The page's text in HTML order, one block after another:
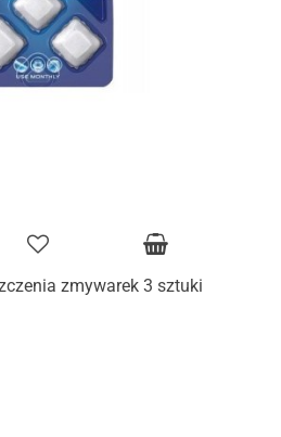
zmywarek 3 sztuki